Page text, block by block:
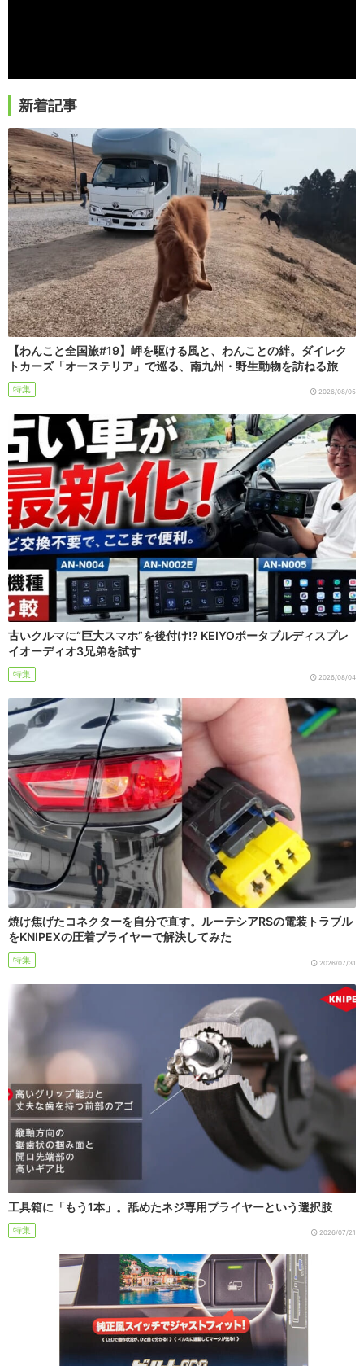
新着記事
【わんこと全国旅#19】岬を駆ける風と、わんことの絆。ダイレク
トカーズ「オーステリア」で巡る、南九州・野生動物を訪ねる旅
特集 2026/08/05
古いクルマに“巨大スマホ”を後付け!? KEIYOポータブルディスプレ
イオーディオ3兄弟を試す
特集 2026/08/04
焼け焦げたコネクターを自分で直す。ルーテシアRSの電装トラブル
をKNIPEXの圧着プライヤーで解決してみた
特集 2026/07/31
工具箱に「もう1本」。舐めたネジ専用プライヤーという選択肢
特集 2026/07/21